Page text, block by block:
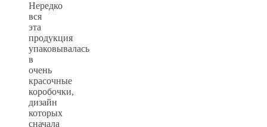
Нередко
вся
эта
продукция
упаковывалась
в
очень
красочные
коробочки,
дизайн
которых
сначала